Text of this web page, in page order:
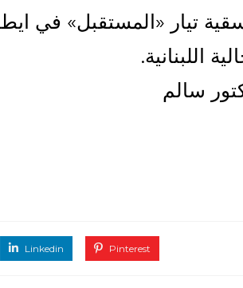
تيار «المستقبل» في
اللبنانية.
سالم
Linkedin Pinterest